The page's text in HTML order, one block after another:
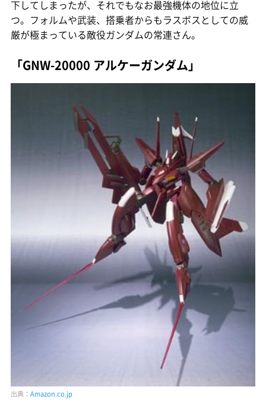
下してしまったが、それでもなお最強機体の地位に立
つ。フォルムや武装、搭乗者からもラスボスとしての威
厳が極まっている敵役ガンダムの常連さん。
「GNW-20000 アルケーガンダム」
出典： Amazon.co.jp